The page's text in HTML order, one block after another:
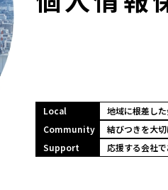
Local
地域に根差し
Community
結びつきを大
Support
応援する会社